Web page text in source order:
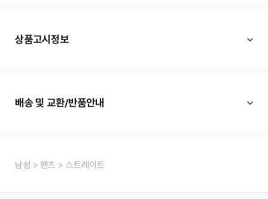
상품고시정보
배송 및 교환/반품안내
남성 팬츠 스트레이트